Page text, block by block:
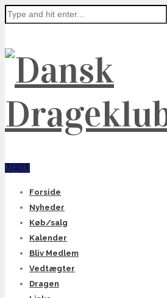
MENU
Forside
Nyheder
Køb/salg
Kalender
Bliv Medlem
Vedtægter
Dragen